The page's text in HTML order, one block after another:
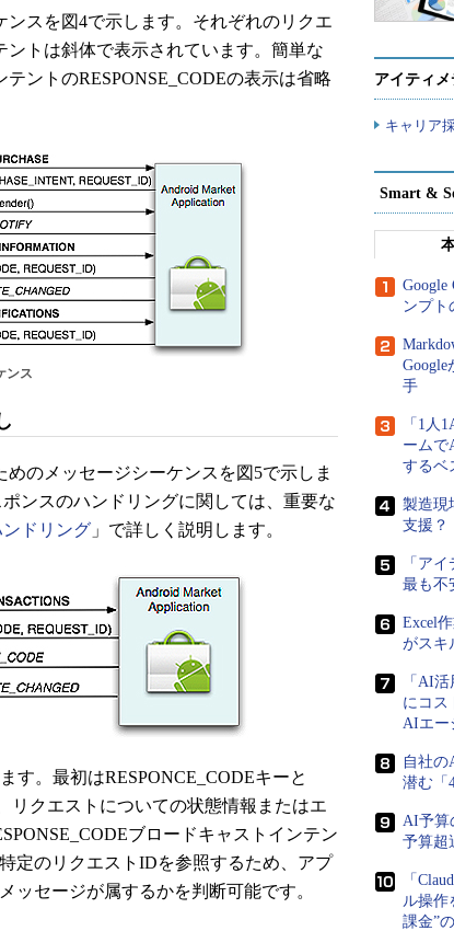
スを図4で示します。それぞれのリクエ
トは斜体で表示されています。簡単な
ントのRESPONSE_CODEの表示は省略
ンス
のメッセージシーケンスを図5で示しま
ンスのハンドリングに関しては、重要な
ドリング 」で詳しく説明します。
。最初はRESPONCE_CODEキーと
リクエストについての状態情報またはエ
ブロードキャストインテン
定のリクエストIDを参照するため、アプ
ッセージが属するかを判断可能です。
アイティ
キャリア
Smart &
ンプト
手
「1人
ームで
するベ
製造現
支援？
「ア
最も不
Excel
がスキ
「AI
にコス
AIエー
自社
潜む「
AI予算
予算超
「
ル操作
課金”